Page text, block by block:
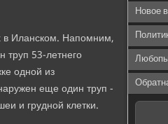
в Иланском. Напомним,
труп 53-летнего
одной из
еще один труп -
и грудной клетки.
Новое